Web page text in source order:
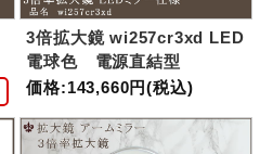
3倍拡大鏡 wi257cr3xd LED
電球色 電源直結型
価格:143,660円(税込)